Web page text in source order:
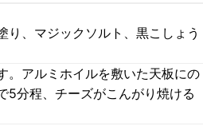
り、マジックソルト、黒こしょう
。アルミホイルを敷いた天板にの
5分程、チーズがこんがり焼ける